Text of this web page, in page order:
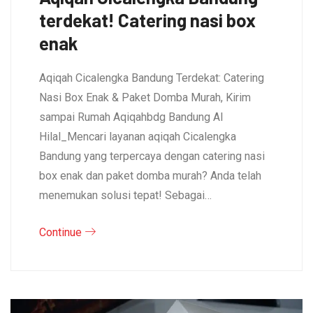
terdekat! Catering nasi box
enak
Aqiqah Cicalengka Bandung Terdekat: Catering
Nasi Box Enak & Paket Domba Murah, Kirim
sampai Rumah Aqiqahbdg Bandung Al
Hilal_Mencari layanan aqiqah Cicalengka
Bandung yang terpercaya dengan catering nasi
box enak dan paket domba murah? Anda telah
menemukan solusi tepat! Sebagai…
Continue